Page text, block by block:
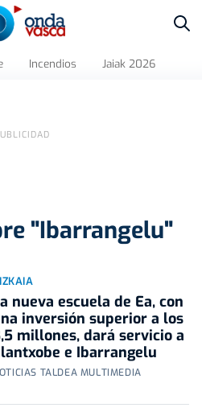
Incendios Jaiak 2026
"Ibarrangelu"
nueva escuela de Ea, con
inversión superior a los
millones, dará servicio a
e Ibarrangelu
TALDEA MULTIMEDIA